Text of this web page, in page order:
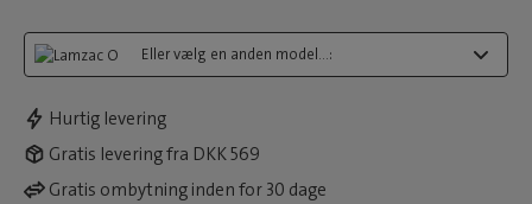
Eller vælg en anden model...:
Hurtig levering
Gratis levering fra DKK 569
Gratis ombytning inden for 30 dage